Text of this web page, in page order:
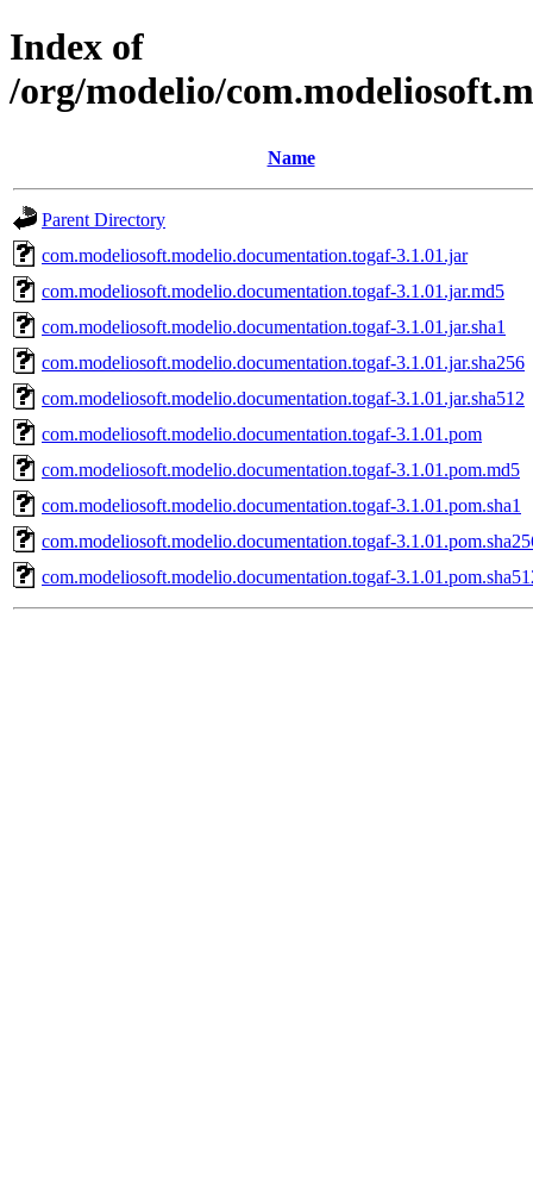
Index of
/org/modelio/
Name
Parent Directory
com.modeliosoft.modelio.documentation.togaf-3.1.01.jar
com.modeliosoft.modelio.documentation.togaf-3.1.01.jar.md5
com.modeliosoft.modelio.documentation.togaf-3.1.01.jar.sha1
com.modeliosoft.modelio.documentation.togaf-3.1.01.jar.sha256
com.modeliosoft.modelio.documentation.togaf-3.1.01.jar.sha512
com.modeliosoft.modelio.documentation.togaf-3.1.01.pom
com.modeliosoft.modelio.documentation.togaf-3.1.01.pom.md5
com.modeliosoft.modelio.documentation.togaf-3.1.01.pom.sha1
com.modeliosoft.modelio.documentation.togaf-
com.modeliosoft.modelio.documentation.togaf-